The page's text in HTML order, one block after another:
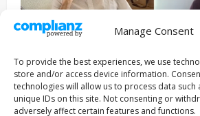
Manage Consent
To provide the best experiences, we use
store and/or access device information.
technologies will allow us to process data
unique IDs on this site. Not consenting or
adversely affect certain features and functions.
Entrevista Series
ENCUENTROS CON IVÁN URIEL
RIVEROLL
Filmakersmovie 5 mayo, 2026